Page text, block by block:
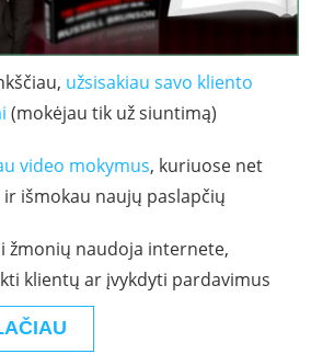
užsisakiau savo kliento
(mokėjau tik už siuntimą)
video mokymus, kuriuose net
išmokau naujų paslapčių
žmonių naudoja internete,
klientų ar įvykdyti pardavimus